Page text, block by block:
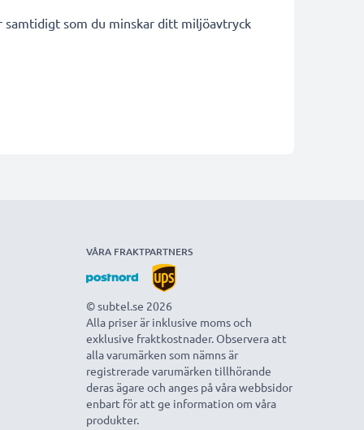
som du minskar ditt miljöavtryck
VÅRA FRAKTPARTNERS
© subtel.se 2026
Alla priser är inklusive moms och
exklusive fraktkostnader. Observera att
alla varumärken som nämns är
registrerade varumärken tillhörande
deras ägare och anges på våra webbsidor
enbart för att ge information om våra
produkter.